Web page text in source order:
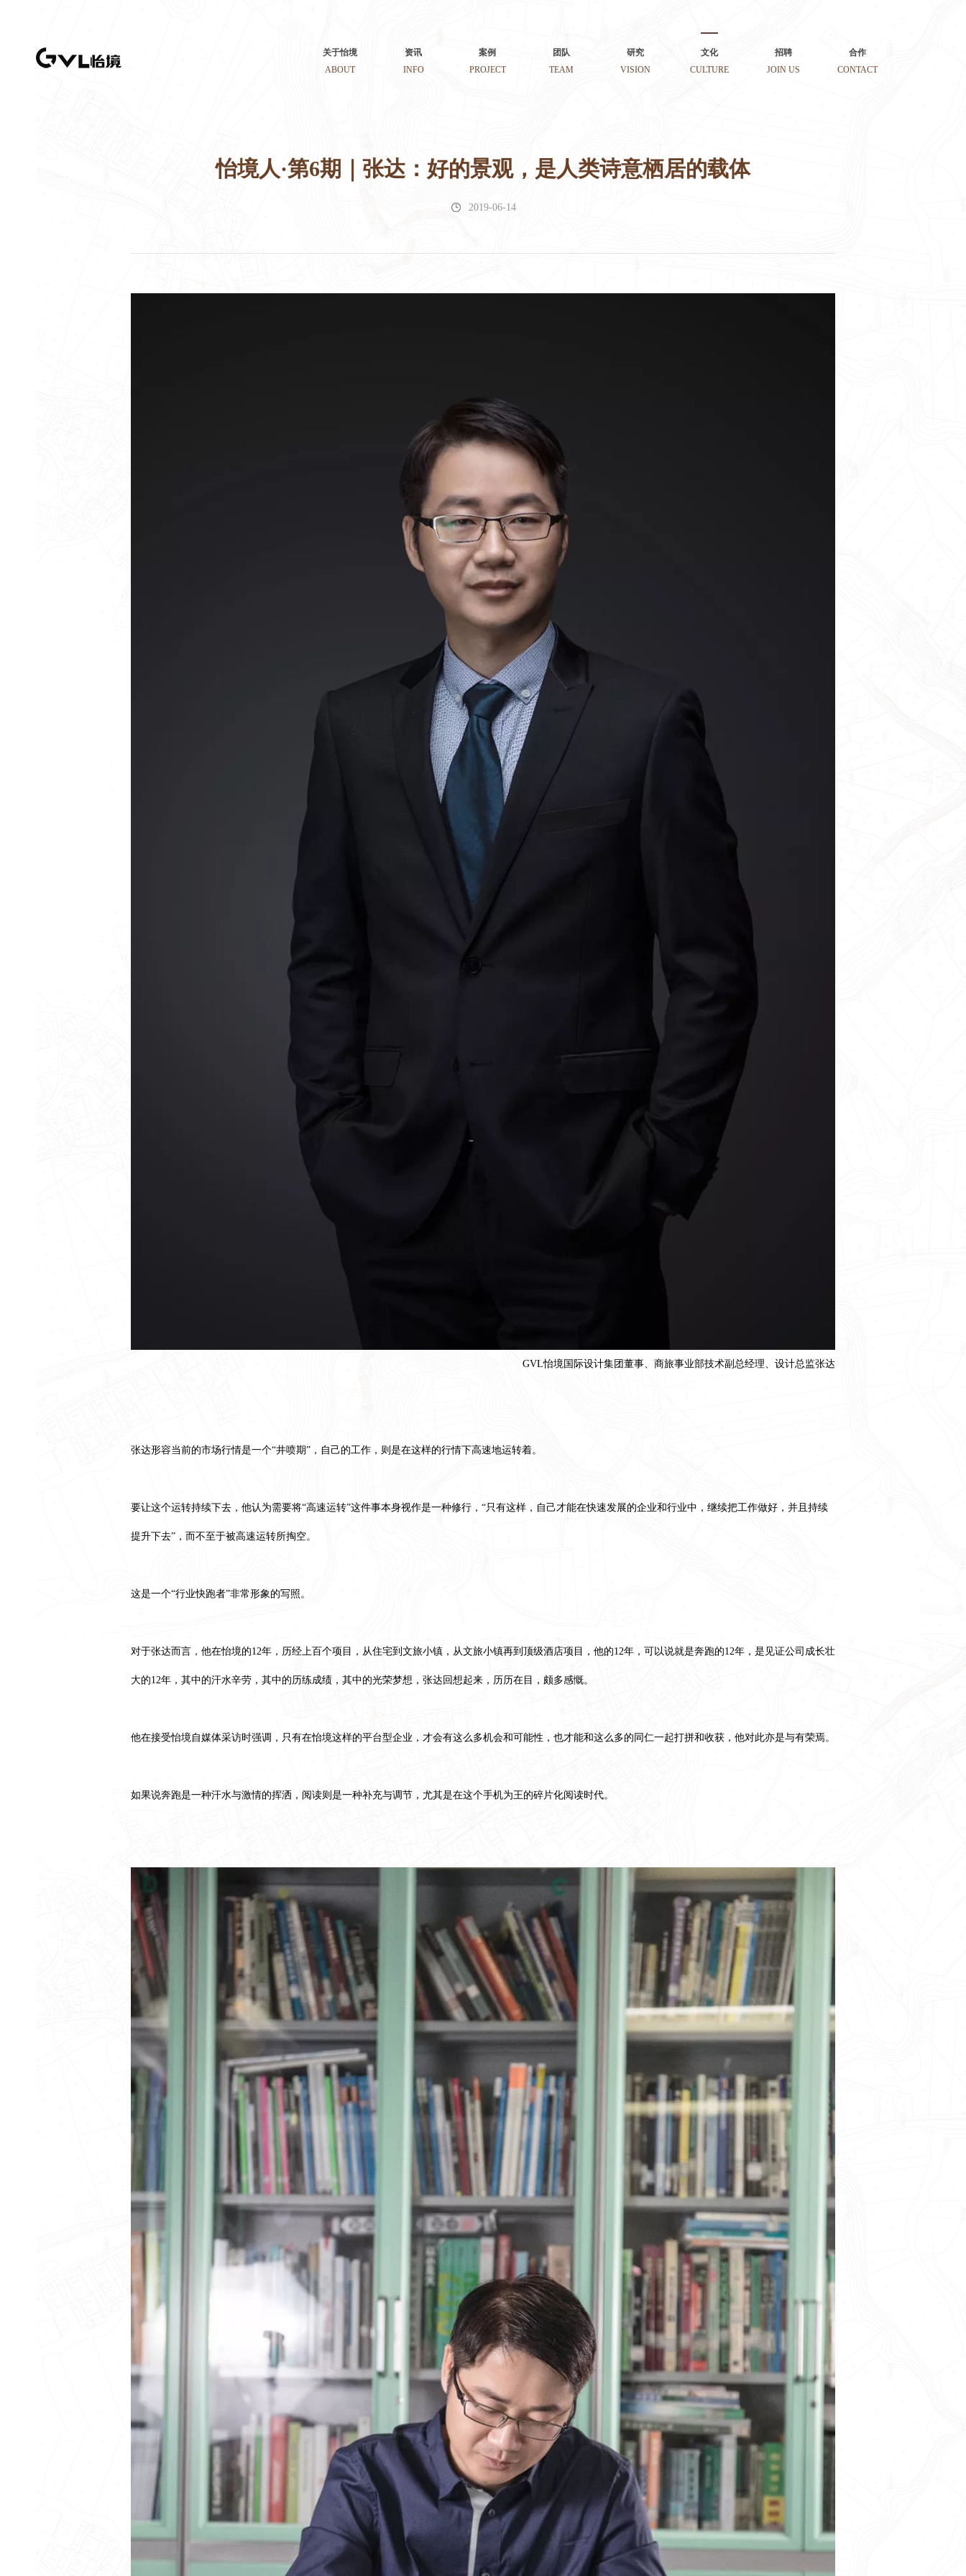
关于怡境
ABOUT
资讯
INFO
案例
PROJECT
团队
TEAM
研究
VISION
文化
CULTURE
招聘
JOIN US
合作
CONTACT
怡境人·第6期｜张达：好的景观，是人类诗意栖居的载体
2019-06-14
GVL怡境国际设计集团董事、商旅事业部技术副总经理、设计总监张达
张达形容当前的市场行情是一个“井喷期”，自己的工作，则是在这样的行情下高速地运转着。
要让这个运转持续下去，他认为需要将“高速运转”这件事本身视作是一种修行，“只有这样，自己才能在快速发展的企业和行业中，继续把工作做好，并且持续
提升下去”，而不至于被高速运转所掏空。
这是一个“行业快跑者”非常形象的写照。
对于张达而言，他在怡境的12年，历经上百个项目，从住宅到文旅小镇，从文旅小镇再到顶级酒店项目，他的12年，可以说就是奔跑的12年，是见证公司成长壮
大的12年，其中的汗水辛劳，其中的历练成绩，其中的光荣梦想，张达回想起来，历历在目，颇多感慨。
他在接受怡境自媒体采访时强调，只有在怡境这样的平台型企业，才会有这么多机会和可能性，也才能和这么多的同仁一起打拼和收获，他对此亦是与有荣焉。
如果说奔跑是一种汗水与激情的挥洒，阅读则是一种补充与调节，尤其是在这个手机为王的碎片化阅读时代。